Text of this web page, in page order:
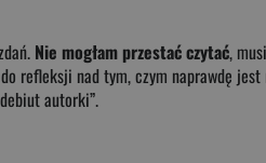
Nie mogłam przestać czytać,
refleksji nad tym, czym naprawdę
autorki”.